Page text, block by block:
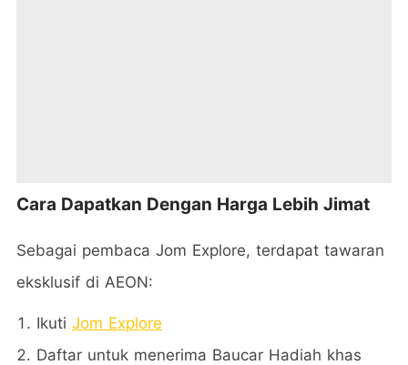
Cara Dapatkan Dengan Harga Lebih Jimat
Sebagai pembaca Jom Explore, terdapat tawaran
eksklusif di AEON:
Ikuti Jom Explore
Daftar untuk menerima Baucar Hadiah khas